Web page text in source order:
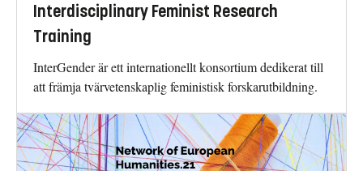
Interdisciplinary Feminist Research
Training
InterGender är ett internationellt konsortium dedikerat till
att främja tvärvetenskaplig feministisk forskarutbildning.